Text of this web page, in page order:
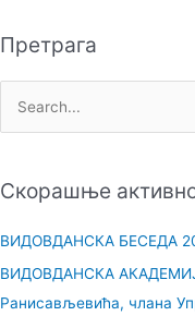
Претрага
тСкорашње
ВИДОВДАНСКА БЕСЕДА
ВИДОВДАНСКА
Ранисављевића, члана